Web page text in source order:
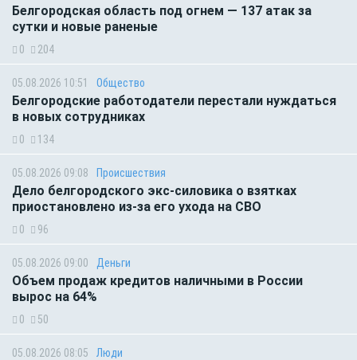
Белгородская область под огнем — 137 атак за
сутки и новые раненые
0 204
05.08.2026 10:51 Общество
Белгородские работодатели перестали нуждаться
в новых сотрудниках
0 134
05.08.2026 09:08 Происшествия
Дело белгородского экс-силовика о взятках
приостановлено из-за его ухода на СВО
0 96
05.08.2026 09:00 Деньги
Объем продаж кредитов наличными в России
вырос на 64%
0 50
05.08.2026 08:05 Люди